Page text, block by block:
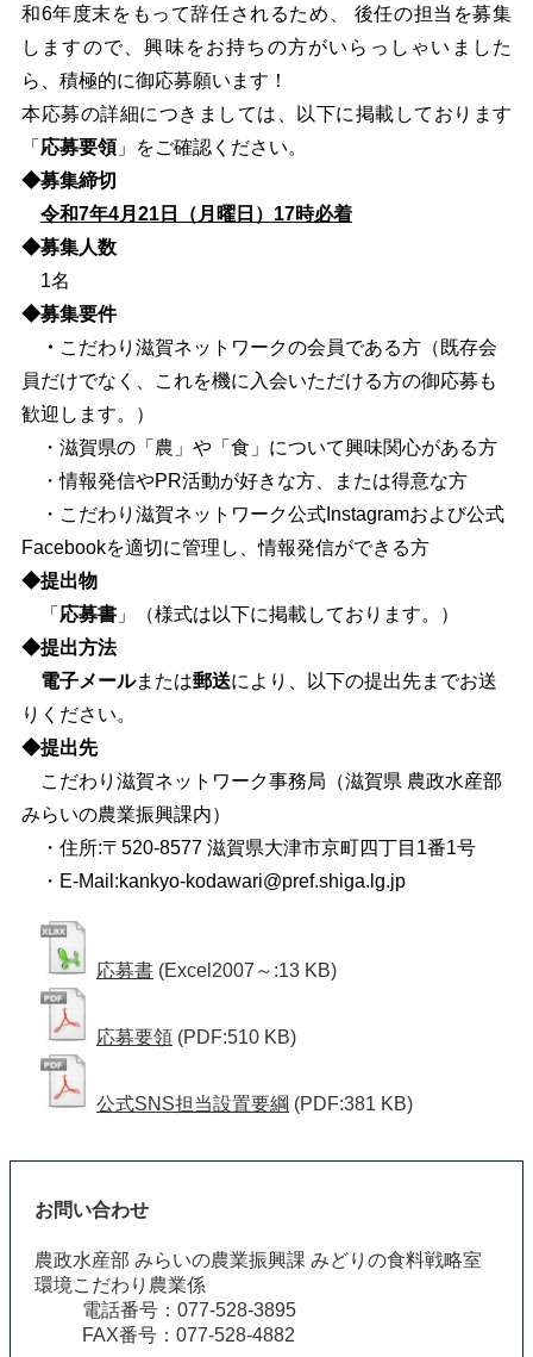
和6年度末をもって辞任されるため、
後任の担当を募集
しますので、興味をお持ちの方がいらっしゃいました
ら、積極的に御応募願います！
本応募の詳細につきましては、以下に掲載しております
「 応募要領」をご確認ください。
◆募集締切
令和7年4月21日（月曜日）17時必着
◆募集人数
1名
◆募集要件
・ こだわり滋賀ネットワークの会員である方（既存会
員だけでなく、これを機に入会いただける方の御応募も
歓迎します。）
・滋賀県の「農」や「食」について興味関心がある方
・情報発信やPR活動が好きな方、または得意な方
・こだわり滋賀ネットワーク公式Instagramおよび公式
Facebookを適切に管理し、情報発信ができる方
◆提出物
「 応募書 」（様式は以下に掲載しております。）
◆提出方法
電子メールまたは郵送により、以下の提出先までお送
りください。
◆提出先
こだわり滋賀ネットワーク事務局（滋賀県 農政水産部
みらいの農業振興課内）
・住所:〒520-8577 滋賀県大津市京町四丁目1番1号
・E-Mail:kankyo-kodawari@pref.shiga.lg.jp
応募書 (Excel2007～:13 KB)
応募要領 (PDF:510 KB)
公式SNS担当設置要綱 (PDF:381 KB)
お問い合わせ
農政水産部 みらいの農業振興課 みどりの食料戦略室
環境こだわり農業係
電話番号：077-528-3895
FAX番号：077-528-4882